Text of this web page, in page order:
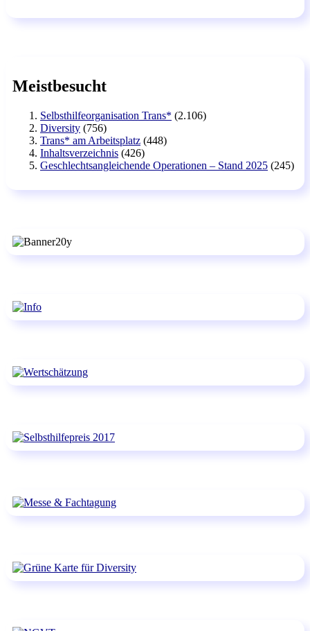
Meistbesucht
Selbsthilfeorganisation Trans* (2.106)
Diversity (756)
Trans* am Arbeitsplatz (448)
Inhaltsverzeichnis (426)
Geschlechtsangleichende Operationen – Stand 2025 (245)